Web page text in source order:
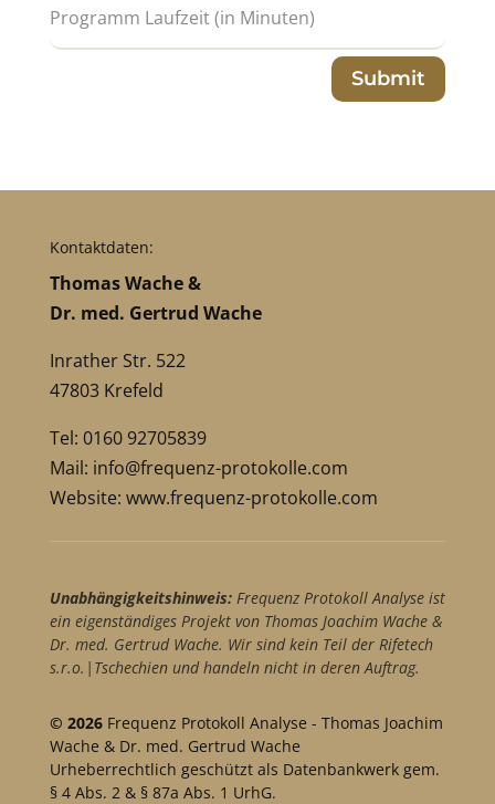
Submit
Kontaktdaten:
Thomas Wache &
Dr. med. Gertrud Wache
Inrather Str. 522
47803 Krefeld
Tel: 0160 92705839
Mail: info@frequenz-protokolle.com
Website: www.frequenz-protokolle.com
Unabhängigkeitshinweis:Frequenz Protokoll Analyse ist
ein eigenständiges Projekt von Thomas Joachim Wache &
Dr. med. Gertrud Wache. Wir sind kein Teil der Rifetech
s.r.o.|Tschechien und handeln nicht in deren Auftrag.
© 2026 Frequenz Protokoll Analyse - Thomas Joachim
Wache & Dr. med. Gertrud Wache
Urheberrechtlich geschützt als Datenbankwerk gem.
§ 4 Abs. 2 & § 87a Abs. 1 UrhG.